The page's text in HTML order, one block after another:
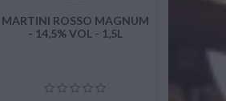
MARTINI ROSSO MAGNUM
- 14,5% VOL - 1,5L